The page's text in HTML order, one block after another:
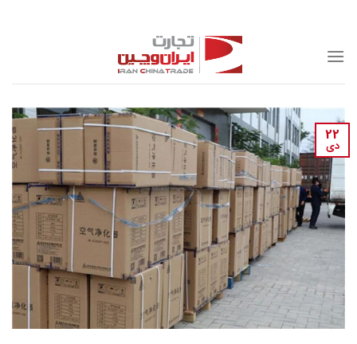
content
22
دی